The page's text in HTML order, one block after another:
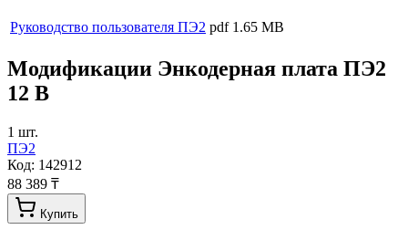
Руководство пользователя ПЭ2 pdf 1.65 MB
Модификации Энкодерная плата ПЭ2
12 В
1 шт.
ПЭ2
Код: 142912
88 389 ₸
Купить